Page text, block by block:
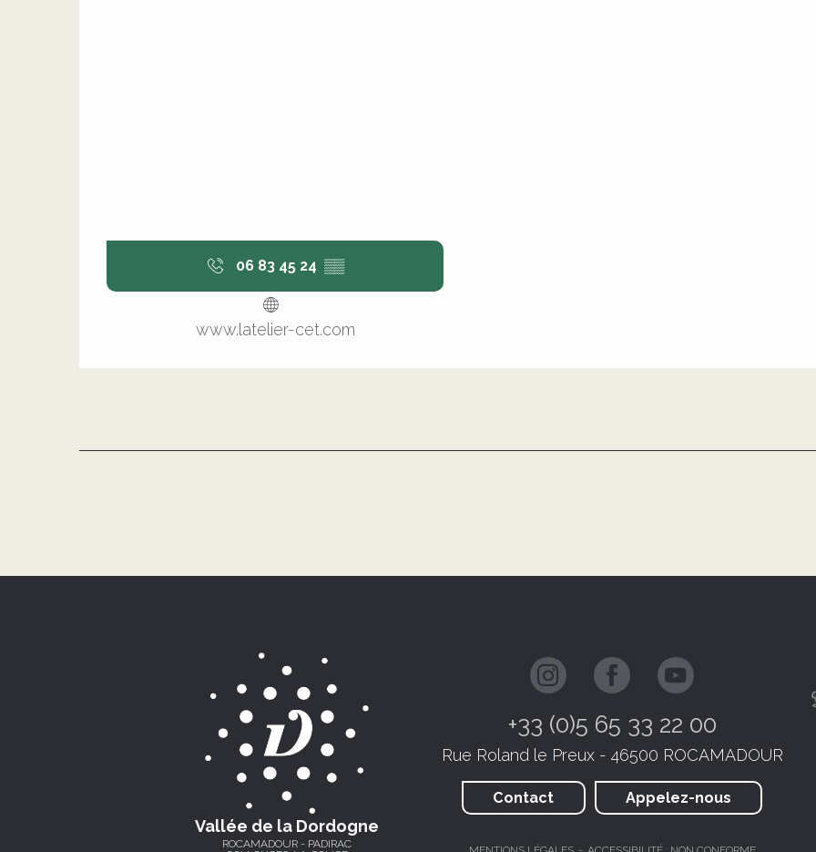
06 83 45 24 ▒▒
www.latelier-cet.com
Vallée de la Dordogne
ROCAMADOUR - PADIRAC
+33 (0)5 65 33 22 00
Rue Roland le Preux - 46500 ROCAMADOUR
Contact Appelez-nous